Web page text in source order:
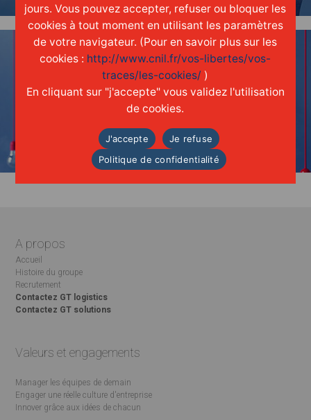
INNOVER
grâce auxidéesde chacun
A propos
Accueil
Histoire du groupe
Recrutement
Contactez GT logistics
Contactez GT solutions
Valeurs et engagements
Manager les équipes de demain
Engager une réelle culture d'entreprise
Innover grâce aux idées de chacun
jours. Vous pouvez accepter, refuser ou bloquer les
cookies à tout moment en utilisant les paramètres
de votre navigateur. (Pour en savoir plus sur les
cookies : http://www.cnil.fr/vos-libertes/vos-
traces/les-cookies/ )
En cliquant sur "j'accepte" vous validez l'utilisation
de cookies.
J'accepte
Je refuse
Politique de confidentialité